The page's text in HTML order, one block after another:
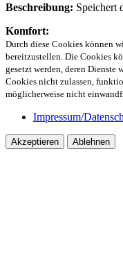
Beschreibung: Speichert
Komfort:
Durch diese Cookies können
bereitzustellen. Die Cookies
gesetzt werden, deren Dienste
Cookies nicht zulassen,
möglicherweise nicht
Impressum/
Akzeptieren Ablehnen